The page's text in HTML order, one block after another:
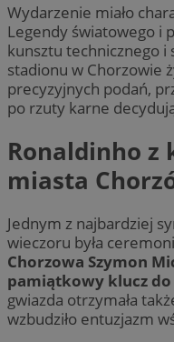
Wydarzenie miało
Legendy światowego i
kunsztu technicznego
stadionu w Chorzowie
precyzyjnych podań,
po rzuty karne
Ronaldinho z
miasta
Jednym z najbardziej
wieczoru była
Chorzowa Szymon
pamiątkowy klucz
gwiazda otrzymała
wzbudziło entuzjazm